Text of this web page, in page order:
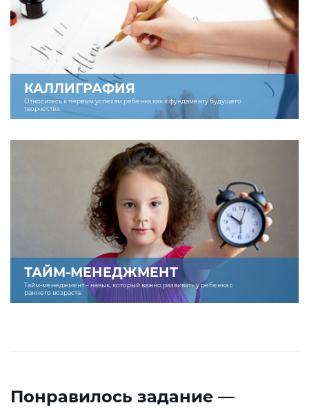
КАЛЛИГРАФИЯ
Относитесь к первым успехам ребенка как к фундаменту будущего
творчества.
ТАЙМ-МЕНЕДЖМЕНТ
Тайм-менеджмент – навык, который важно развивать у ребенка с
раннего возраста.
Понравилось задание —